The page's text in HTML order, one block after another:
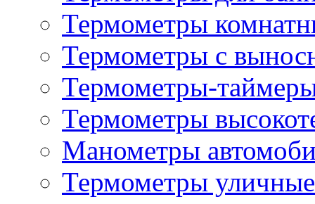
Термометры
Термометры с
Термометры-
Термометры
Манометры
Термометры уличные